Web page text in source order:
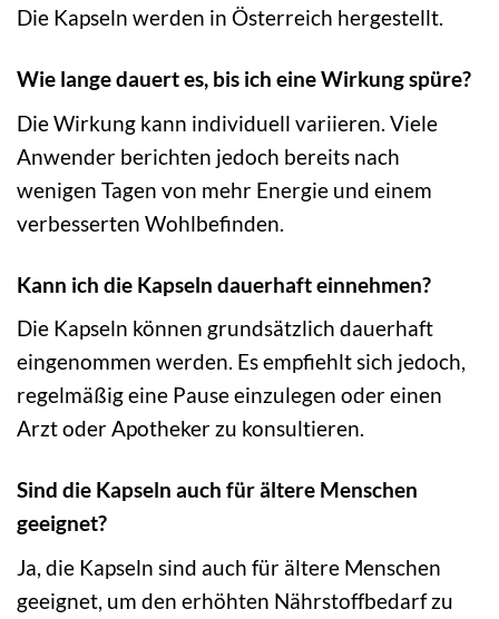
Die Kapseln werden in Österreich hergestellt.
Wie lange dauert es, bis ich eine Wirkung spüre?
Die Wirkung kann individuell variieren. Viele
Anwender berichten jedoch bereits nach
wenigen Tagen von mehr Energie und einem
verbesserten Wohlbefinden.
Kann ich die Kapseln dauerhaft einnehmen?
Die Kapseln können grundsätzlich dauerhaft
eingenommen werden. Es empfiehlt sich jedoch,
regelmäßig eine Pause einzulegen oder einen
Arzt oder Apotheker zu konsultieren.
Sind die Kapseln auch für ältere Menschen
geeignet?
Ja, die Kapseln sind auch für ältere Menschen
geeignet, um den erhöhten Nährstoffbedarf zu